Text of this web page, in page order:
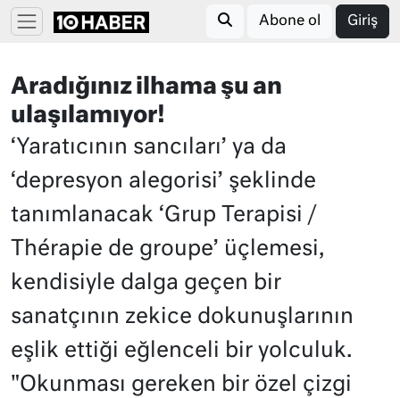
Abone ol Giriş
Aradığınız ilhama şu an
ulaşılamıyor!
‘Yaratıcının sancıları’ ya da
‘depresyon alegorisi’ şeklinde
tanımlanacak ‘Grup Terapisi /
Thérapie de groupe’ üçlemesi,
kendisiyle dalga geçen bir
sanatçının zekice dokunuşlarının
eşlik ettiği eğlenceli bir yolculuk.
"Okunması gereken bir özel çizgi